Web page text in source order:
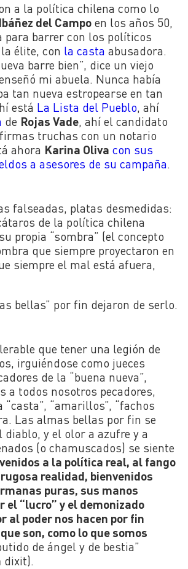
a la política chilena como lo
del Campo en los años 50,
para barrer con los políticos
élite, con la casta abusadora.
barre bien”, dice un viejo
mi abuela. Nunca había
tan nueva estropearse en tan
está La Lista del Pueblo, ahí
de Rojas Vade, ahí el candidato
truchas con un notario
ahora Karina Oliva con sus
a asesores de su campaña.
falseadas, platas desmedidas:
de la política chilena
propia “sombra” (el concepto
que siempre proyectaron en
siempre el mal está afuera,
bellas” por fin dejaron de serlo.
que tener una legión de
irguiéndose como jueces
de la “buena nueva”,
a todos nosotros pecadores,
“amarillos”, “fachos
Las almas bellas por fin se
diablo, y el olor a azufre y a
(o chamuscados) se siente
a la política real, al fango
realidad, bienvenidos
puras, sus manos
el “lucro” y el demonizado
al poder nos hacen por fin
son, como lo que somos
de ángel y de bestia”
dixit).